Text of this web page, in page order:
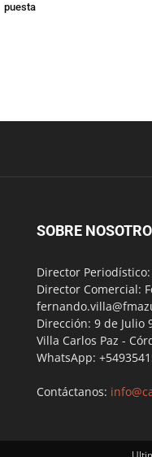
puesta
SOBRE
Director
Director Comercial:
Dirección: 9 de Julio
Villa Carlos Paz -
WhatsApp:
Contáctanos: